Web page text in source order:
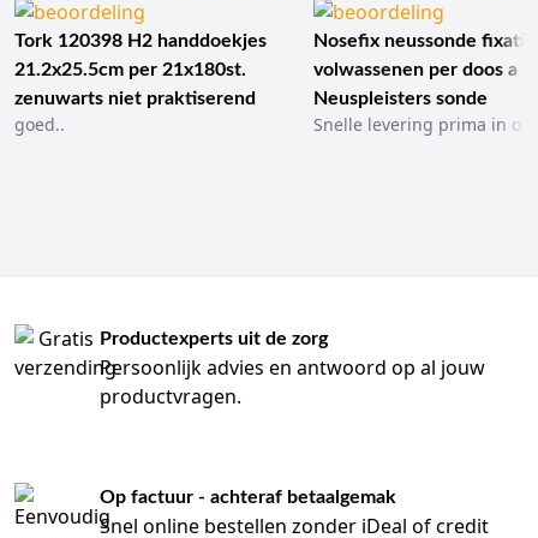
lengte, coating en gebruikssituatie. De juiste maat zorgt
voor een goede urineafvoer zonder onnodige belasting van
de urethra.
Aanbevolen producttype
Onderweg of op reis
Katheter met geïntegreerde
Vrouwelijke patiënt
Belangrijke eigenschappen en materialen
Intermitterende katheters worden meestal vervaardigd uit
inbrengen doorgaans gemakkelijker.
Tork 120398 H2 handdoekjes
21.2x25.5cm per 21x180st.
zenuwarts niet praktiserend
goed..
Nosefix neussonde
volwassenen per doos a
Neuspleisters sonde
Snelle levering prima in
Productexperts uit de zorg
Persoonlijk advies en antwoord op al jouw
productvragen.
Op factuur - achteraf betaalgemak
Snel online bestellen zonder iDeal of credit